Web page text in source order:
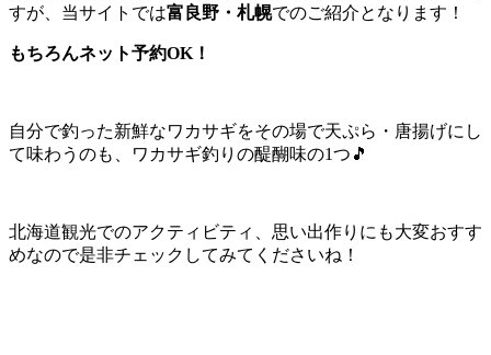
すが、当サイトでは富良野・札幌でのご紹介となります！
もちろんネット予約OK！
自分で釣った新鮮なワカサギをその場で天ぷら・唐揚げにし
て味わうのも、ワカサギ釣りの醍醐味の1つ🎵
北海道観光でのアクティビティ、思い出作りにも大変おすす
めなので是非チェックしてみてくださいね！